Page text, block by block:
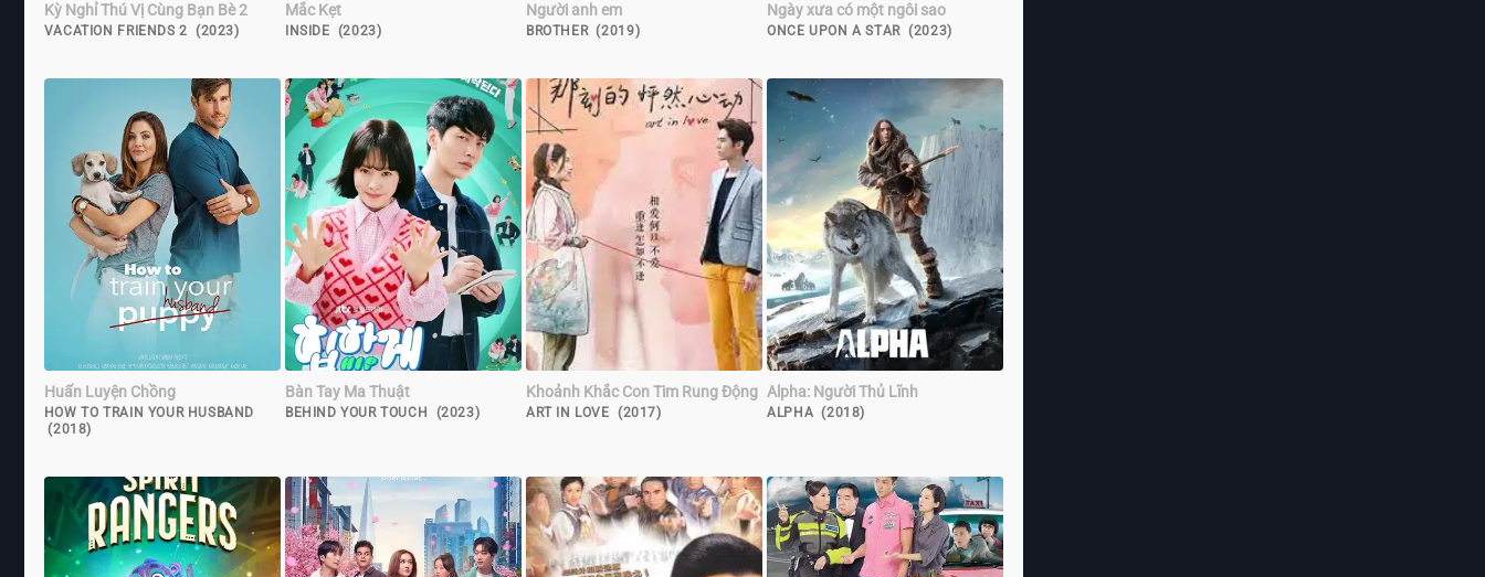
Kỳ Nghỉ Thú Vị Cùng Bạn Bè 2
VACATION FRIENDS 2 (2023)
Mắc Kẹt
INSIDE (2023)
Người anh em
BROTHER (2019)
Ngày xưa có một ngôi sao
ONCE UPON A STAR (2023)
Huấn Luyện Chồng
HOW TO TRAIN YOUR HUSBAND
(2018)
Bàn Tay Ma Thuật
BEHIND YOUR TOUCH (2023)
Khoảnh Khắc Con Tim Rung Động
ART IN LOVE (2017)
Alpha: Người Thủ Lĩnh
ALPHA (2018)